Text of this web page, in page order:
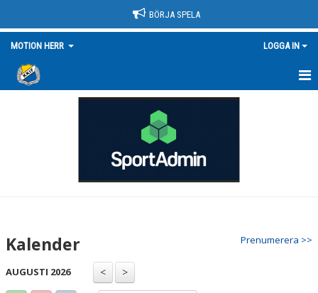
BÖRJA SPELA
MOTION HERR LOGGA IN
Prenumerera >>
Kalender
AUGUSTI 2026